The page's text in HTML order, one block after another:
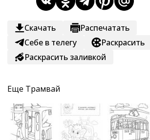
Скачать
Распечатать
Себе в телегу
Раскрасить
Раскрасить заливкой
Еще Трамвай